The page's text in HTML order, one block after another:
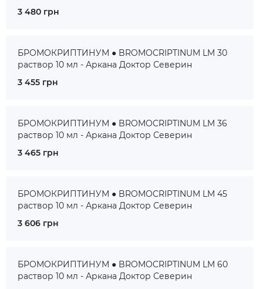
3 480 грн
БРОМОКРИПТИНУМ ● BROMOCRIPTINUM LM 30
раствор 10 мл - Аркана Доктор Северин
3 455 грн
БРОМОКРИПТИНУМ ● BROMOCRIPTINUM LM 36
раствор 10 мл - Аркана Доктор Северин
3 465 грн
БРОМОКРИПТИНУМ ● BROMOCRIPTINUM LM 45
раствор 10 мл - Аркана Доктор Северин
3 606 грн
БРОМОКРИПТИНУМ ● BROMOCRIPTINUM LM 60
раствор 10 мл - Аркана Доктор Северин